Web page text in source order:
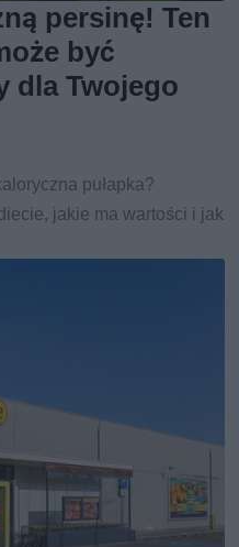
persinę! Ten
być
dla Twojego
pułapka?
jakie ma wartości i jak